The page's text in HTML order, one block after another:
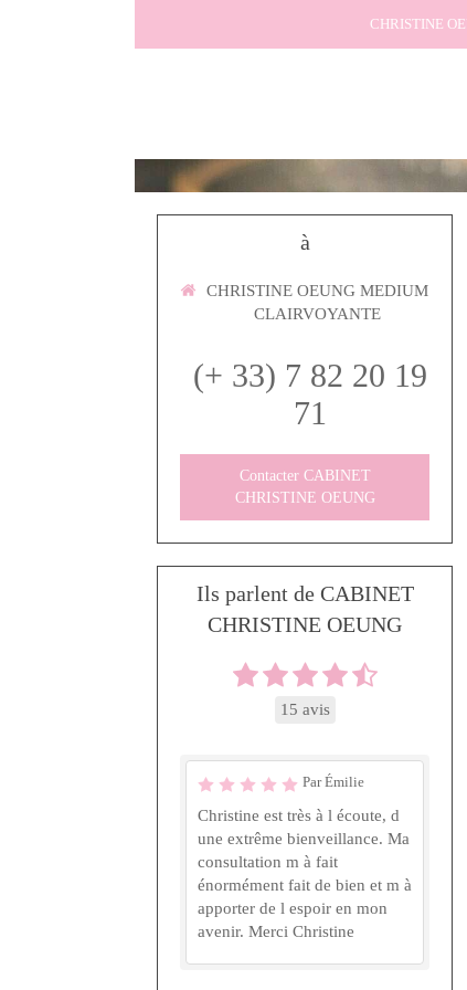
CHRISTINE
à
CHRISTINE OEUNG MEDIUM
CLAIRVOYANTE
(+ 33) 7 82 20 19
71
Contacter CABINET
CHRISTINE OEUNG
Ils parlent de CABINET
CHRISTINE OEUNG
15 avis
Par Émilie
Christine est très à l écoute, d
une extrême bienveillance. Ma
consultation m à fait
énormément fait de bien et m à
apporter de l espoir en mon
avenir. Merci Christine